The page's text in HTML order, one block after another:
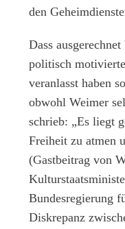
den
Dass
politisch
veranlasst haben
obwohl Weimer
schrieb: „Es liegt
Freiheit zu atmen
(Gastbeitrag von
Bundesregierung
Diskrepanz